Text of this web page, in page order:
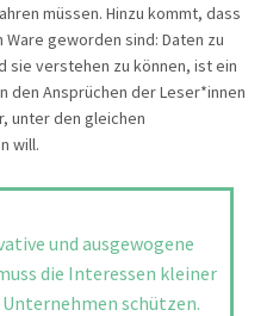
müssen. Hinzu kommt, dass
geworden sind: Daten zu
sie verstehen zu können, ist ein
den Ansprüchen der Leser*innen
unter den gleichen
will.
und ausgewogene
die Interessen kleiner
schützen.